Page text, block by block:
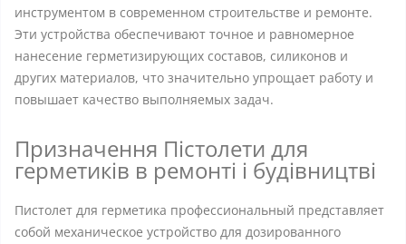
инструментом в современном строительстве и ремонте.
Эти устройства обеспечивают точное и равномерное
нанесение герметизирующих составов, силиконов и
других материалов, что значительно упрощает работу и
повышает качество выполняемых задач.
Призначення Пістолети для
герметиків в ремонті і будівництві
Пистолет для герметика профессиональный представляет
собой механическое устройство для дозированного